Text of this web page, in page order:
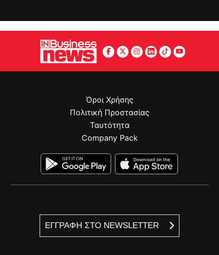
ΕΓΓΡΑΦΗ ΣΤΟ NEWSLETTER
Όροι Χρήσης
Πολιτική Προστασίας
Ταυτότητα
Company Pack